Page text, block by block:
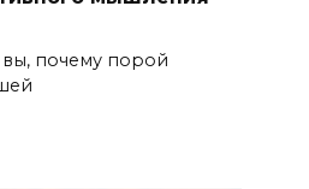
почему порой